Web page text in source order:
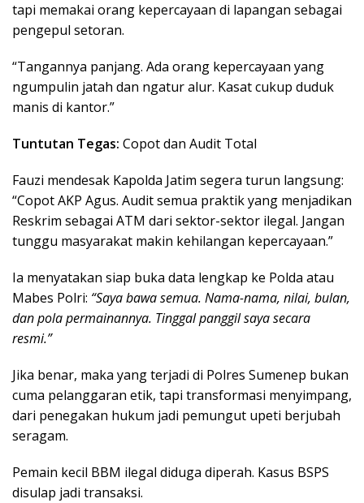
tapi memakai orang kepercayaan di lapangan sebagai
pengepul setoran.
“Tangannya panjang. Ada orang kepercayaan yang
ngumpulin jatah dan ngatur alur. Kasat cukup duduk
manis di kantor.”
Tuntutan Tegas: Copot dan Audit Total
Fauzi mendesak Kapolda Jatim segera turun langsung:
“Copot AKP Agus. Audit semua praktik yang menjadikan
Reskrim sebagai ATM dari sektor-sektor ilegal. Jangan
tunggu masyarakat makin kehilangan kepercayaan.”
Ia menyatakan siap buka data lengkap ke Polda atau
Mabes Polri: “Saya bawa semua. Nama-nama, nilai, bulan,
dan pola permainannya. Tinggal panggil saya secara
resmi.”
Jika benar, maka yang terjadi di Polres Sumenep bukan
cuma pelanggaran etik, tapi transformasi menyimpang,
dari penegakan hukum jadi pemungut upeti berjubah
seragam.
Pemain kecil BBM ilegal diduga diperah. Kasus BSPS
disulap jadi transaksi.